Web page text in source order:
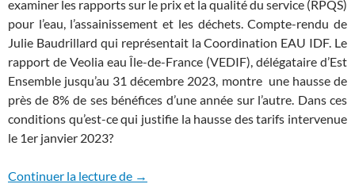
examiner les rapports sur le prix et la qualité du service (RPQS)
pour l’eau, l’assainissement et les déchets. Compte-rendu de
Julie Baudrillard qui représentait la Coordination EAU IDF. Le
rapport de Veolia eau Île-de-France (VEDIF), délégataire d’Est
Ensemble jusqu’au 31 décembre 2023, montre une hausse de
près de 8% de ses bénéfices d’une année sur l’autre. Dans ces
conditions qu’est-ce qui justifie la hausse des tarifs intervenue
le 1er janvier 2023?
Continuer la lecture de Les fabuleux résultats de Veolia au
→